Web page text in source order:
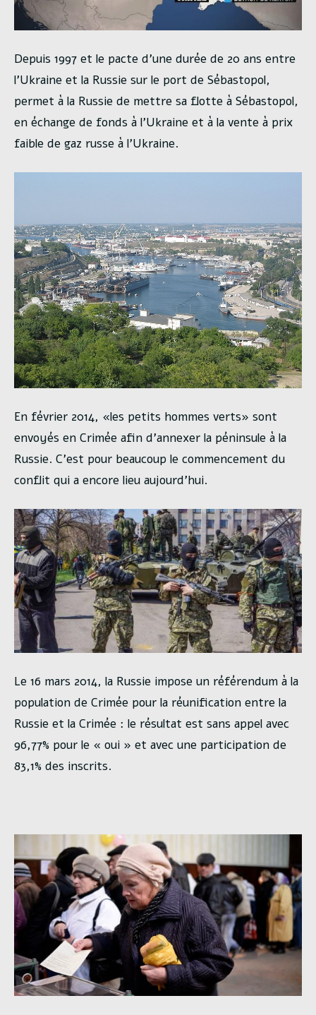
Depuis 1997 et le pacte d’une durée de 20 ans entre
l’Ukraine et la Russie sur le port de Sébastopol,
permet à la Russie de mettre sa flotte à Sébastopol,
en échange de fonds à l’Ukraine et à la vente à prix
faible de gaz russe à l’Ukraine.
En février 2014, «les petits hommes verts» sont
envoyés en Crimée afin d’annexer la péninsule à la
Russie. C’est pour beaucoup le commencement du
conflit qui a encore lieu aujourd’hui.
Le 16 mars 2014, la Russie impose un référendum à la
population de Crimée pour la réunification entre la
Russie et la Crimée : le résultat est sans appel avec
96,77% pour le « oui » et avec une participation de
83,1% des inscrits.